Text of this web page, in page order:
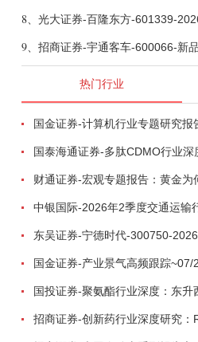
8、
9、
热门行业
国金证券-计算机行业专题研究
国金证券-产业景气高频跟踪~07/